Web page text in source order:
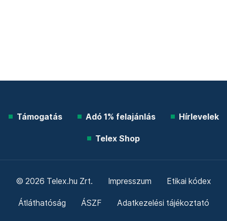
Támogatás Adó 1% felajánlás Hírlevelek
Telex Shop
© 2026 Telex.hu Zrt. Impresszum Etikai kódex
Átláthatóság ÁSZF Adatkezelési tájékoztató